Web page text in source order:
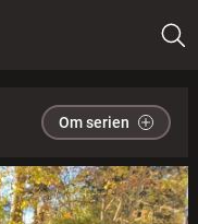
Om serien